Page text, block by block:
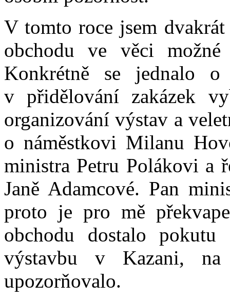
V tomto roce jsem
obchodu ve věci
Konkrétně se jednalo
v přidělování zakázek
organizování výstav a
o náměstkovi Milanu
ministra Petru Polákovi a
Janě Adamcové. Pan
proto je pro mě
obchodu dostalo
výstavbu v Kazani,
upozorňovalo.